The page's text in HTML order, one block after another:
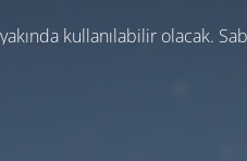
kullanılabilir olacak.